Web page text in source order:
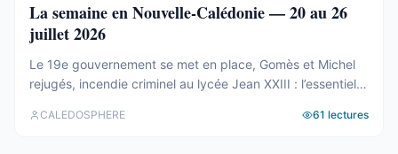
La semaine en Nouvelle-Calédonie — 20 au 26
juillet 2026
Le 19e gouvernement se met en place, Gomès et Michel
rejugés, incendie criminel au lycée Jean XXIII : l’essentiel
CALEDOSPHERE 61 lectures